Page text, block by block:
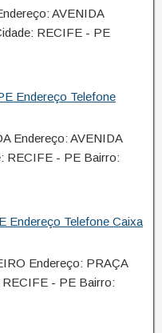
AVENIDA
RECIFE - PE
Endereço Telefone
Endereço: AVENIDA
RECIFE - PE Bairro:
Endereço Telefone Caixa
Endereço: PRAÇA
- PE Bairro: